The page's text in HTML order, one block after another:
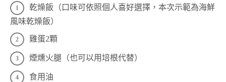
乾燥飯（口味可依照個人喜好選擇，本次示範為海鮮
風味乾燥飯）
雞蛋2顆
煙燻火腿（也可以用培根代替）
食用油